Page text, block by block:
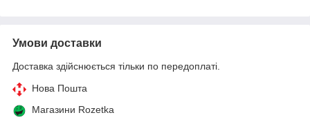
Умови доставки
Доставка здійснюється тільки по передоплаті.
Нова Пошта
Магазини Rozetka